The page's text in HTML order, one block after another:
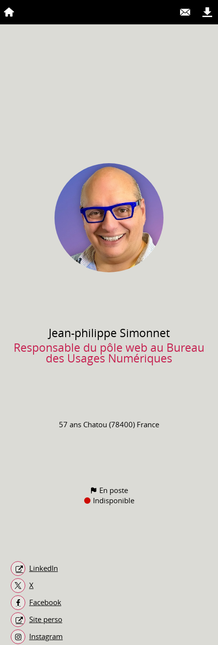
Jean-philippe Simonnet
Responsable du pôle web au Bureau
des Usages Numériques
57 ans Chatou (78400) France
En poste
Indisponible
LinkedIn
X
Facebook
Site perso
Instagram